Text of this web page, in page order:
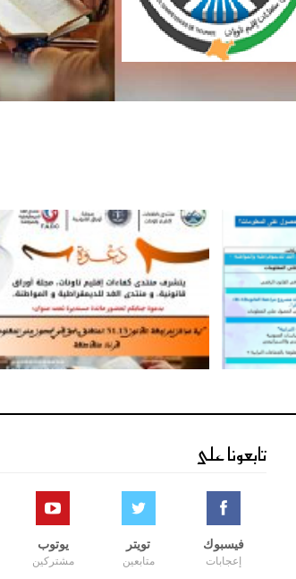
تابعونا على
فيسبوك
إعجابات
تويتر
متابعين
يوتوب
مشتركين